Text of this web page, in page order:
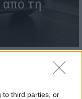
to third parties, or
από τη